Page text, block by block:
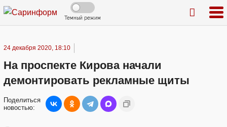
Темный режим
24 декабря 2020, 18:10
На проспекте Кирова начали
демонтировать рекламные щиты
Поделиться
новостью: